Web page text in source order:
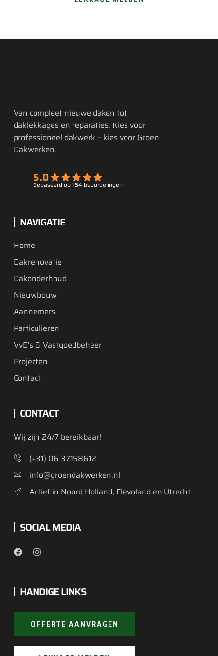
Van compleet nieuwe daken tot
daklekkages en reparaties. Kies voor
professioneel dakwerk – kies voor Groen
Dakwerken.
5.0
Gebaseerd op 164 beoordelingen
NAVIGATIE
Home
Dakrenovatie
Dakonderhoud
Nieuwbouw
Aannemers
Particulieren
VvE's & Vastgoedbeheer
Projecten
Contact
CONTACT
Wij zijn 24/7 bereikbaar!
(+31) 06 37158612
info@groendakwerken.nl
Actief in Noord Holland, Flevoland en Utrecht
SOCIAL MEDIA
HANDIGE LINKS
OFFERTE AANVRAGEN